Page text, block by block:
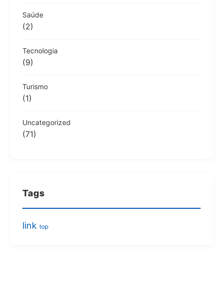
Saúde
(2)
Tecnologia
(9)
Turismo
(1)
Uncategorized
(71)
Tags
link top